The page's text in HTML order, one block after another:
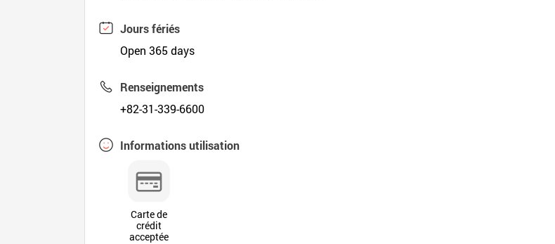
Jours fériés
Open 365 days
Renseignements
+82-31-339-6600
Informations utilisation
Carte de
crédit
acceptée